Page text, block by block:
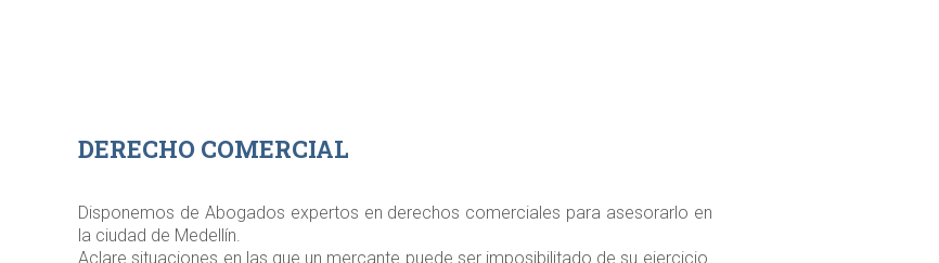
DERECHO COMERCIAL
Disponemos de Abogados expertos en derechos comerciales para asesorarlo en
la ciudad de Medellín.
Aclare situaciones en las que un mercante puede ser imposibilitado de su ejercicio.